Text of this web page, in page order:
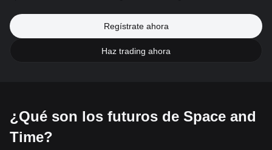
Regístrate ahora
Haz trading ahora
¿Qué son los futuros de Space and
Time?